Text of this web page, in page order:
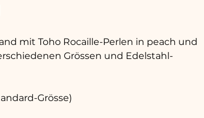
mit Toho Rocaille-Perlen in peach und
Grössen und Edelstahl-
Grösse)